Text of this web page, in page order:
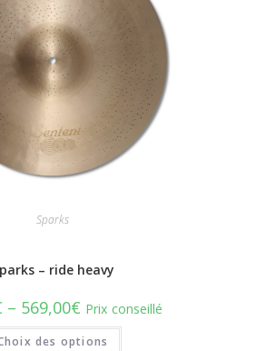
Sparks
– ride heavy
– 569,00€ Prix conseillé
des options